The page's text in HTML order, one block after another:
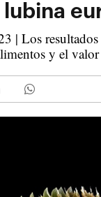
| Los resultados
y el